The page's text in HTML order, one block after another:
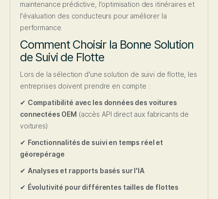
maintenance prédictive, l'optimisation des itinéraires et
l'évaluation des conducteurs pour améliorer la
performance.
Comment Choisir la Bonne Solution
de Suivi de Flotte
Lors de la sélection d'une solution de suivi de flotte, les
entreprises doivent prendre en compte :
✔ Compatibilité avec les données des voitures
connectées OEM (accès API direct aux fabricants de
voitures)
✔ Fonctionnalités de suivi en temps réel et
géorepérage
✔ Analyses et rapports basés sur l'IA
✔ Évolutivité pour différentes tailles de flottes